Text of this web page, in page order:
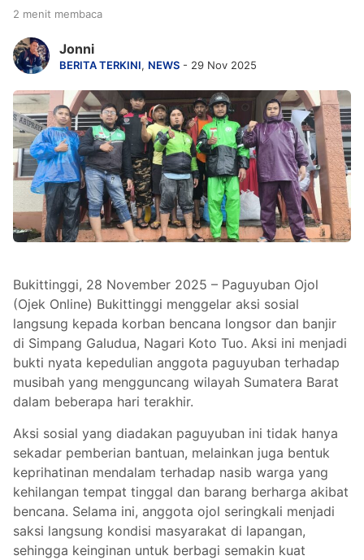
2 menit membaca
Jonni
BERITA TERKINI, NEWS - 29 Nov 2025
Bukittinggi, 28 November 2025 – Paguyuban Ojol
(Ojek Online) Bukittinggi menggelar aksi sosial
langsung kepada korban bencana longsor dan banjir
di Simpang Galudua, Nagari Koto Tuo. Aksi ini menjadi
bukti nyata kepedulian anggota paguyuban terhadap
musibah yang mengguncang wilayah Sumatera Barat
dalam beberapa hari terakhir.
Aksi sosial yang diadakan paguyuban ini tidak hanya
sekadar pemberian bantuan, melainkan juga bentuk
keprihatinan mendalam terhadap nasib warga yang
kehilangan tempat tinggal dan barang berharga akibat
bencana. Selama ini, anggota ojol seringkali menjadi
saksi langsung kondisi masyarakat di lapangan,
sehingga keinginan untuk berbagi semakin kuat